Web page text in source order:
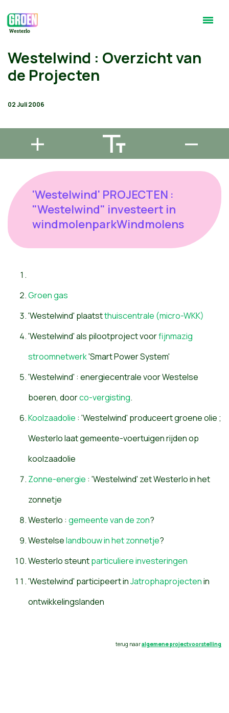
Westelwind : Overzicht van
de Projecten
02 Juli 2006
'Westelwind' PROJECTEN :
"Westelwind" investeert in
windmolenparkWindmolens
Groen gas
'Westelwind' plaatstthuiscentrale (micro-WKK)
'Westelwind' als pilootproject voorfijnmazig
stroomnetwerk'Smart Power System'
'Westelwind' : energiecentrale voor Westelse
boeren, doorco-vergisting.
Koolzaadolie : 'Westelwind' produceert groene olie ;
Westerlo laat gemeente-voertuigen rijden op
koolzaadolie
Zonne-energie : 'Westelwind' zet Westerlo in het
zonnetje
Westerlo : gemeente van de zon?
Westelselandbouw in het zonnetje?
Westerlo steuntparticuliere investeringen
'Westelwind' participeert inJatrophaprojectenin
ontwikkelingslanden
terug naaralgemene projectvoorstelling